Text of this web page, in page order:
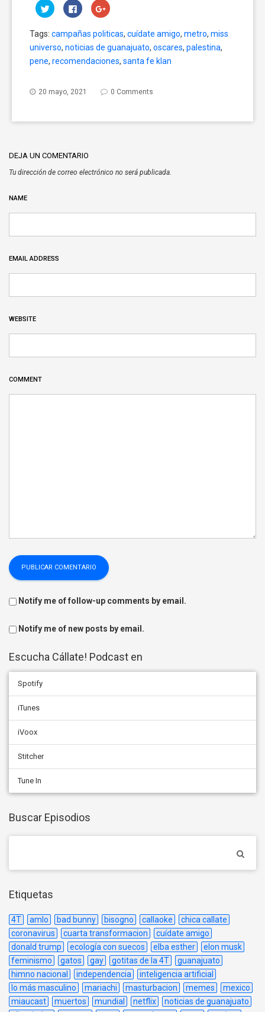
Click
to
share
Twitter
(Opens
in
window)
Click
to
share
Facebook
(Opens
in
new
window)
Click
to
Google+
in
window)
Tags: campañas politicas, cuídate amigo, metro, miss
universo, noticias de guanajuato, oscares, palestina,
pene, recomendaciones, santa fe klan
20 mayo, 2021 0 Comments
DEJA UN COMENTARIO
Tu dirección de correo electrónico no será publicada.
NAME
EMAIL ADDRESS
WEBSITE
COMMENT
Notify me of follow-up comments by email.
Notify me of new posts by email.
Escucha Cállate! Podcast en
Spotify
iTunes
iVoox
Stitcher
Tune In
Buscar Episodios
Etiquetas
4T amlo bad bunny bisogno callaoke
chica callate
coronavirus
cuarta transformacion
cuídate amigo
donald trump
ecología con suecos elba esther
elon musk
feminismo
gatos gay gotitas de la 4T
guanajuato
himno nacional
independencia
inteligencia artificial
lo más masculino
mariachi masturbacion memes
mexico
miaucast
muertos mundial netflix
noticias de guanajuato